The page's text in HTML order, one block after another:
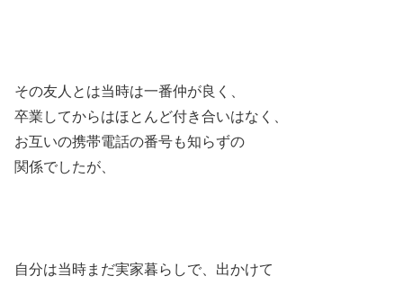
その友人とは当時は一番仲が良く、
卒業してからはほとんど付き合いはなく、
お互いの携帯電話の番号も知らずの
関係でしたが、
自分は当時まだ実家暮らしで、出かけて